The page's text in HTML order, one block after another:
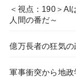
＜視点：190＞AI
人間の番だ～
億万長者の狂気の
軍事衝突から地